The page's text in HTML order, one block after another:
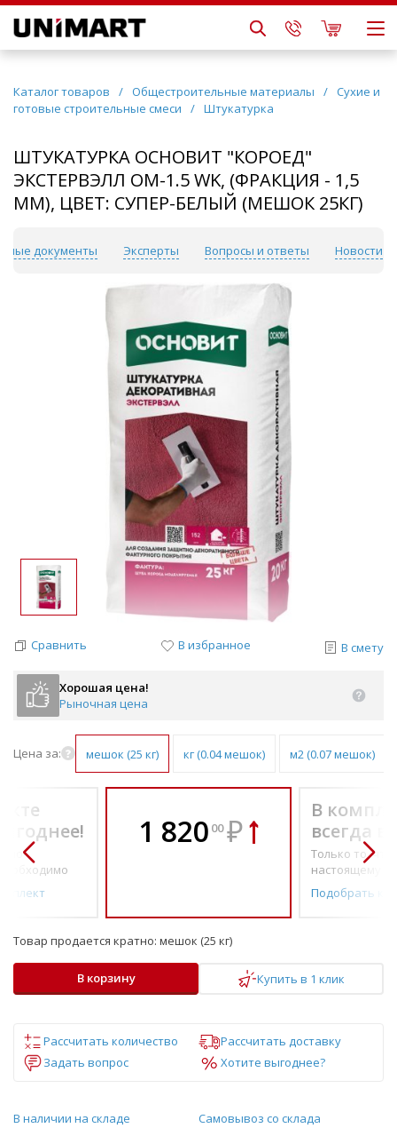
Каталог товаров / Общестроительные материалы / Сухие и
готовые строительные смеси
/ Штукатурка
ШТУКАТУРКА ОСНОВИТ "КОРОЕД"
ЭКСТЕРВЭЛЛ OM-1.5 WK, (ФРАКЦИЯ - 1,5
ММ), ЦВЕТ: СУПЕР-БЕЛЫЙ (МЕШОК 25КГ)
документы Эксперты Вопросы и ответы Новости
Сравнить В избранное В смету
Хорошая цена!
Рыночная цена
Цена за: мешок (25 кг) кг (0.04 мешок) м2 (0.07 мешок)
по-
1 820 00 ₽
В
всегда
Только то, что
настоящему
Подобрать
Товар продается кратно: мешок (25 кг)
В корзину Купить в 1 клик
Рассчитать количество
Рассчитать доставку
Задать вопрос
Хотите выгоднее?
В наличии на складе
Самовывоз со склада